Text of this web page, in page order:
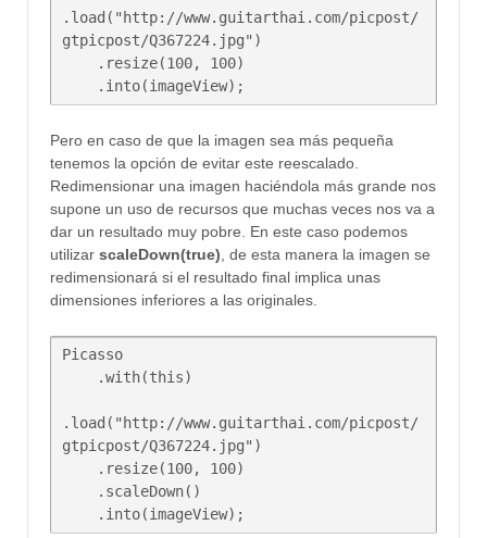
.load("http://www.guitarthai.com/picpost/
gtpicpost/Q367224.jpg")
Pero en caso de que la imagen sea más pequeña
tenemos la opción de evitar este reescalado.
Redimensionar una imagen haciéndola más grande nos
supone un uso de recursos que muchas veces nos va a
dar un resultado muy pobre. En este caso podemos
utilizar scaleDown(true) , de esta manera la imagen se
redimensionará si el resultado final implica unas
dimensiones inferiores a las originales.
Picasso
.load("http://www.guitarthai.com/picpost/
gtpicpost/Q367224.jpg")